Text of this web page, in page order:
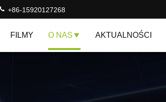
+86-15920127268
FILMY O NAS AKTUALNOŚCI